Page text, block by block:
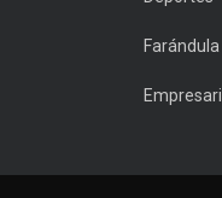
Farándula